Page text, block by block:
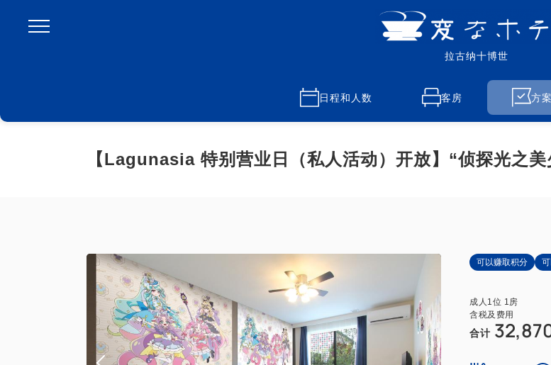
拉古纳十博世
日程和人数 客房 方案
【Lagunasia 特别营业日（私人活动）开放】“侦探光之
可以赚取积分
成人 1位 1房
含税及费用
合计